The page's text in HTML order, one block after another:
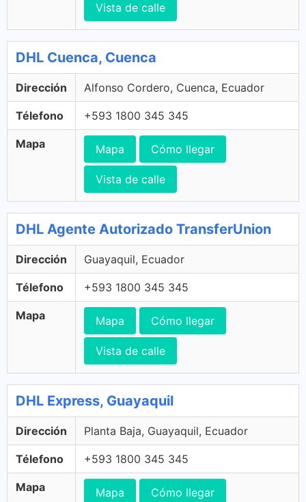
Vista de calle
DHL Cuenca, Cuenca
Dirección Alfonso Cordero, Cuenca, Ecuador
Télefono +593 1800 345 345
Mapa Mapa Cómo llegar
Vista de calle
DHL Agente Autorizado TransferUnion
Dirección Guayaquil, Ecuador
Télefono +593 1800 345 345
Mapa Mapa Cómo llegar
Vista de calle
DHL Express, Guayaquil
Dirección Planta Baja, Guayaquil, Ecuador
Télefono +593 1800 345 345
Mapa Mapa Cómo llegar